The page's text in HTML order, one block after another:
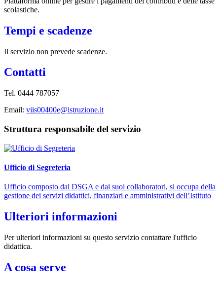
scolastiche.
Tempi e scadenze
Il servizio non prevede scadenze.
Contatti
Tel. 0444 787057
Email: viis00400e@istruzione.it
Struttura responsabile del servizio
Ufficio di Segreteria
Ufficio composto dal DSGA e dai suoi collaboratori, si occupa della
gestione dei servizi didattici, finanziari e amministrativi dell’Istituto
Ulteriori informazioni
Per ulteriori informazioni su questo servizio contattare l'ufficio
didattica.
A cosa serve